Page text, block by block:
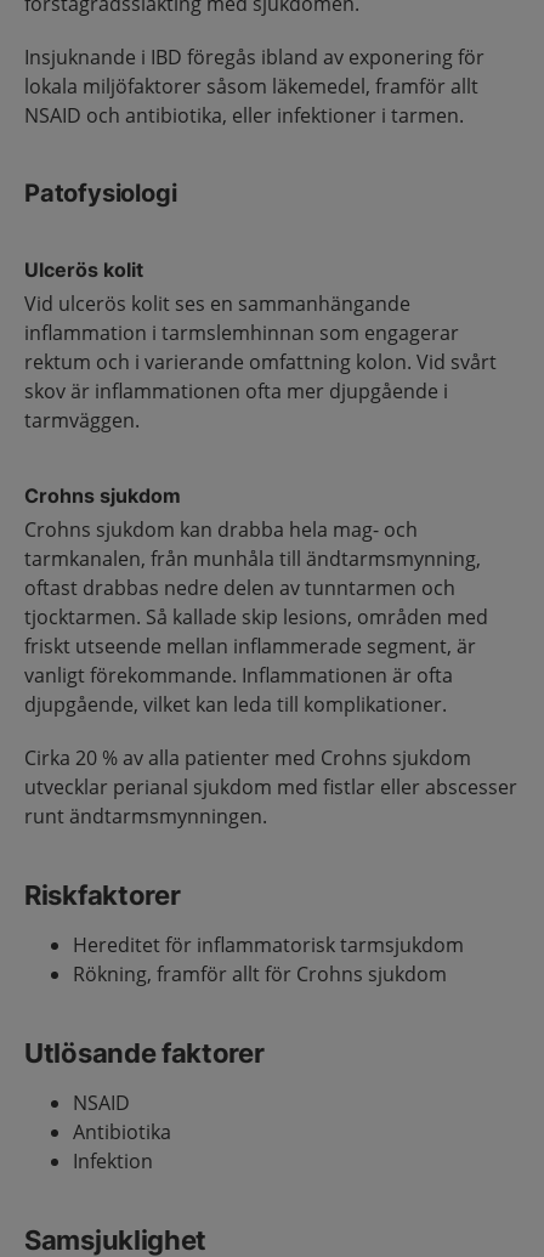
Insjuknande i IBD föregås ibland av exponering för
lokala miljöfaktorer såsom läkemedel, framför allt
NSAID och antibiotika, eller infektioner i tarmen.
Patofysiologi
Ulcerös kolit
Vid ulcerös kolit ses en sammanhängande
inflammation i tarmslemhinnan som engagerar
rektum och i varierande omfattning kolon. Vid svårt
skov är inflammationen ofta mer djupgående i
tarmväggen.
Crohns sjukdom
Crohns sjukdom kan drabba hela mag- och
tarmkanalen, från munhåla till ändtarmsmynning,
oftast drabbas nedre delen av tunntarmen och
tjocktarmen. Så kallade skip lesions, områden med
friskt utseende mellan inflammerade segment, är
vanligt förekommande. Inflammationen är ofta
djupgående, vilket kan leda till komplikationer.
Cirka 20 % av alla patienter med Crohns sjukdom
utvecklar perianal sjukdom med fistlar eller abscesser
runt ändtarmsmynningen.
Riskfaktorer
Hereditet för inflammatorisk tarmsjukdom
Rökning, framför allt för Crohns sjukdom
Utlösande faktorer
NSAID
Antibiotika
Infektion
Samsjuklighet